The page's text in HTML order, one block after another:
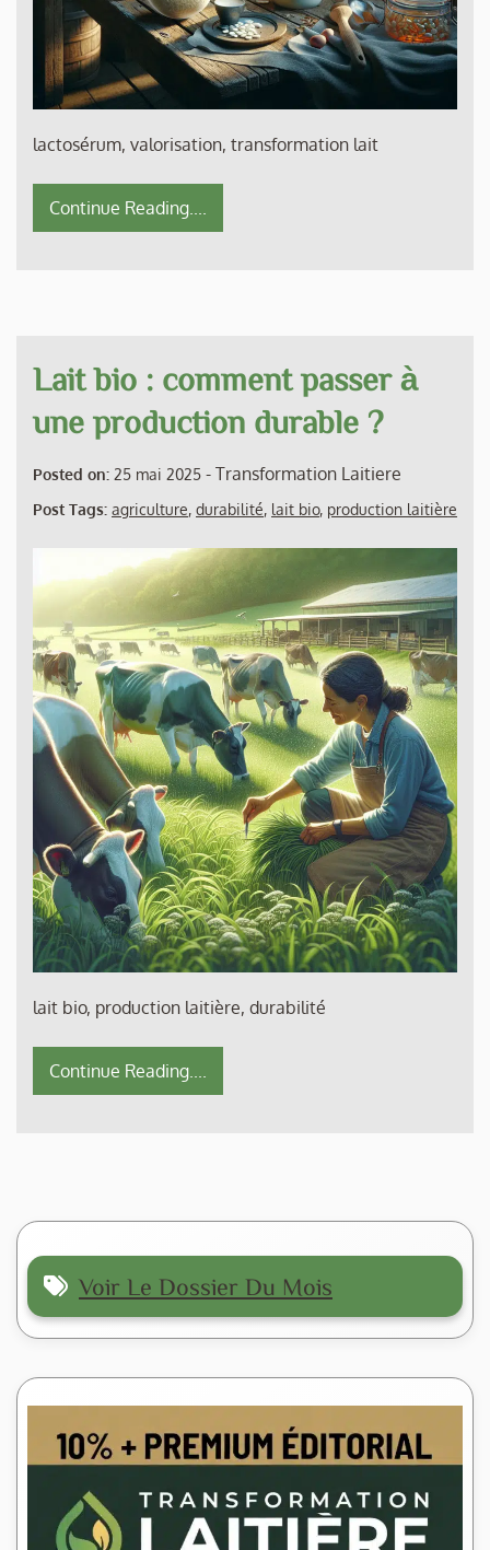
lactosérum, valorisation, transformation lait
Continue Reading....
Lait bio : comment passer à
une production durable ?
Posted on: 25 mai 2025 - Transformation Laitiere
Post Tags: agriculture, durabilité, lait bio, production laitière
lait bio, production laitière, durabilité
Continue Reading....
Voir Le Dossier Du Mois